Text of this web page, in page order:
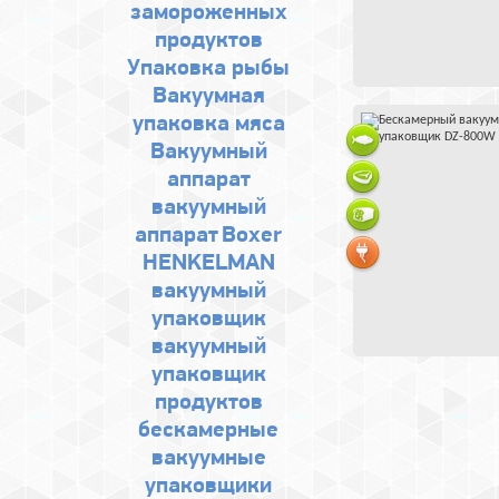
замороженных
продуктов
Упаковка рыбы
Вакуумная
упаковка мяса
Bакуумный
аппарат
вакуумный
аппарат Boxer
HENKELMAN
вакуумный
упаковщик
вакуумный
упаковщик
продуктов
бескамерные
вакуумные
упаковщики